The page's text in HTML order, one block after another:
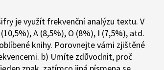
je využít frekvenční analýzu textu. V
A (8,5%), O (8%), I (7,5%), atd.
knihy. Porovnejte vámi zjištěné
b) Umíte zdůvodnit, proč